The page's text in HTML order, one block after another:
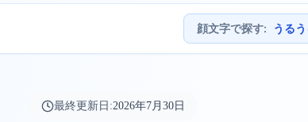
顔文字で探す: うる
最終更新日:2026年7月30日